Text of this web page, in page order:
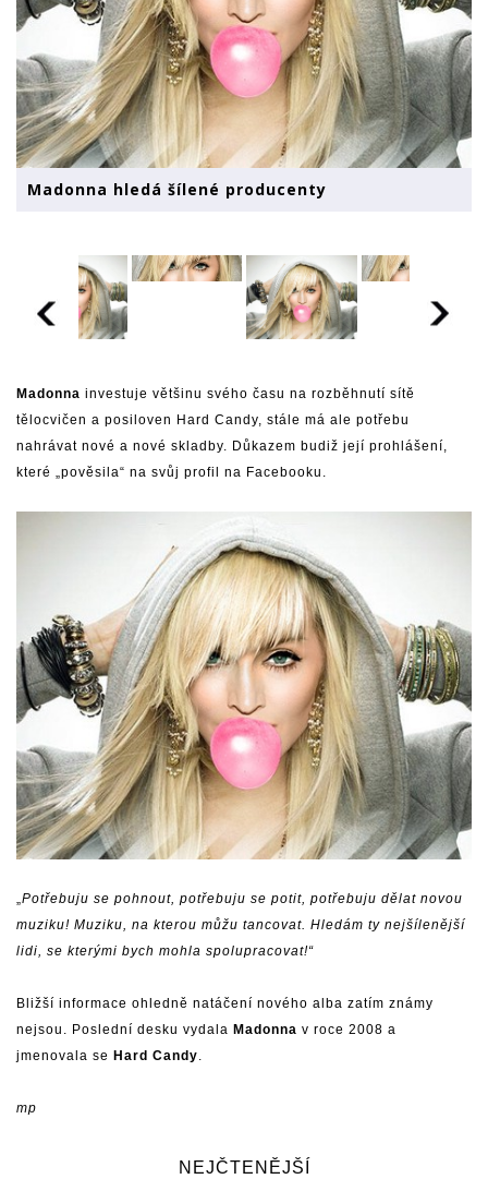
Madonna hledá šílené producenty
Madonna investuje většinu svého času na rozběhnutí sítě
tělocvičen a posiloven Hard Candy, stále má ale potřebu
nahrávat nové a nové skladby. Důkazem budiž její prohlášení,
které „pověsila“ na svůj profil na Facebooku.
„Potřebuju se pohnout, potřebuju se potit, potřebuju dělat novou
muziku! Muziku, na kterou můžu tancovat. Hledám ty nejšílenější
lidi, se kterými bych mohla spolupracovat!“
Bližší informace ohledně natáčení nového alba zatím známy
nejsou. Poslední desku vydala Madonna v roce 2008 a
jmenovala se Hard Candy.
mp
NEJČTENĚJŠÍ